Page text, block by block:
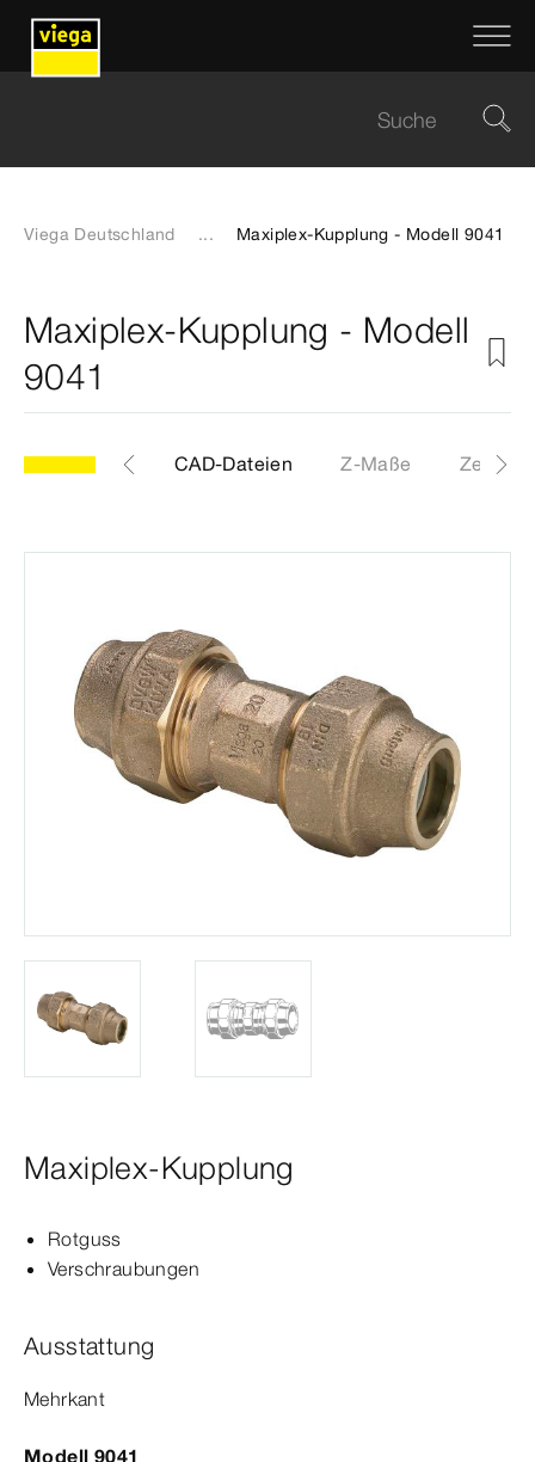
Viega Deutschland ... Maxiplex-Kupplung - Modell 9041
Maxiplex-Kupplung - Modell
9041
Etiketten CAD-Dateien Z-Maße
Maxiplex-Kupplung
Rotguss
Verschraubungen
Ausstattung
Mehrkant
Modell 9041